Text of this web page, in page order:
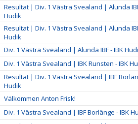
Resultat | Div. 1 Västra Svealand | Alunda
Hudik
Resultat | Div. 1 Västra Svealand | Alunda
Hudik
Div. 1 Västra Svealand | Alunda IBF - IBK
Div. 1 Västra Svealand | IBK Runsten - IBK
Resultat | Div. 1 Västra Svealand | IBF
Hudik
Välkommen Anton Frisk!
Div. 1 Västra Svealand | IBF Borlänge - IBK